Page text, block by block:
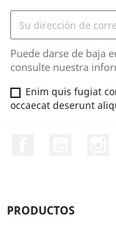
Puede darse de baja
consulte nuestra
Enim quis fugiat
occaecat deserunt
PRODUCTOS